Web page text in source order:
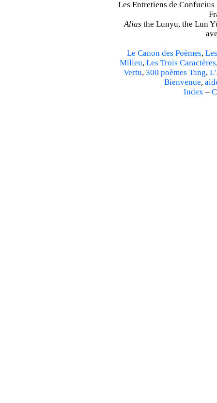
Les Entretiens de
Alias the Lunyu, the Lun
Le Canon des Poèmes,
Milieu, Les Trois Caractères
Vertu, 300 poèmes Tang,
Bienvenue,
Index –